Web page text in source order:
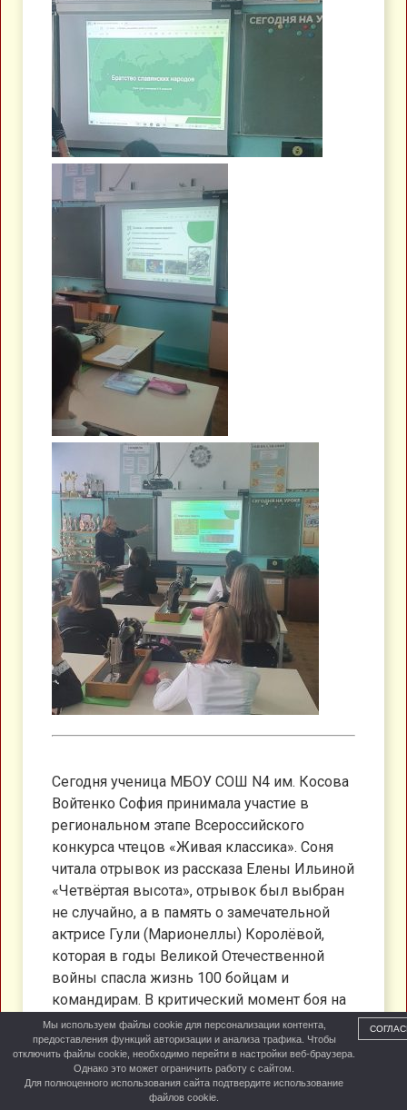
Сегодня ученица МБОУ СОШ N4 им. Косова
Войтенко София принимала участие в
региональном этапе Всероссийского
конкурса чтецов «Живая классика». Соня
читала отрывок из рассказа Елены Ильиной
«Четвёртая высота», отрывок был выбран
не случайно, а в память о замечательной
актрисе Гули (Марионеллы) Королёвой,
которая в годы Великой Отечественной
войны спасла жизнь 100 бойцам и
командирам. В критический момент боя на
берегу Дона, близ хутора Паншино, она
подняла и повела в атаку оставшееся без
командира подразделение. В том бою Гуля
пала смертью храбрых (1942г.)
Мы используем файлы cookie для персонализации контента,
предоставления функций авторизации и анализа трафика. Чтобы
отключить файлы cookie, необходимо перейти в настройки веб-браузера.
Однако это может ограничить работу с сайтом.
Для полноценного использования сайта подтвердите использование
файлов cookie.